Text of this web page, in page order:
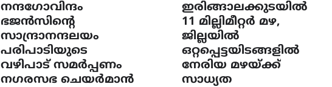
നന്ദഗോവിന്ദം
ഭജൻസിൻ്റെ
സാന്ദ്രാനന്ദലയം
പരിപാടിയുടെ
വഴിപാട് സമർപ്പണം
നഗരസഭ ചെയർമാൻ
ഇരിങ്ങാലക്കുടയിൽ
11 മില്ലിമീറ്റർ മഴ,
ജില്ലയിൽ
ഒറ്റപ്പെട്ടയിടങ്ങളിൽ
നേരിയ മഴയ്ക്ക്
സാധ്യത